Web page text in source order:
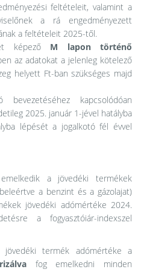
feltételeit, valamint a
a rá engedményezett
a feltételeit 2025-től.
képező M lapon történő
az adatokat a jelenleg kötelező
helyett Ft-ban szükséges majd
kapcsolódóan
2025. január 1-jével hatályba
lépését a jogalkotó fél évvel
a jövedéki termékek
a benzint és a gázolajat)
jövedéki adómértéke 2024.
a fogyasztóiár-indexszel
jövedéki termék adómértéke a
fog emelkedni minden